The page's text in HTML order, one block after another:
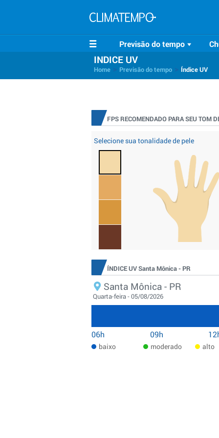
Previsão do tempo
INDICE UV
Home Previsão do tempo Índice UV
FPS RECOMENDADO PARA SEU TOM
Selecione sua tonalidade de pele
ÍNDICE UV Santa Mônica - PR
Santa Mônica - PR
Quarta-feira - 05/08/2026
06h 09h
baixo moderado alto